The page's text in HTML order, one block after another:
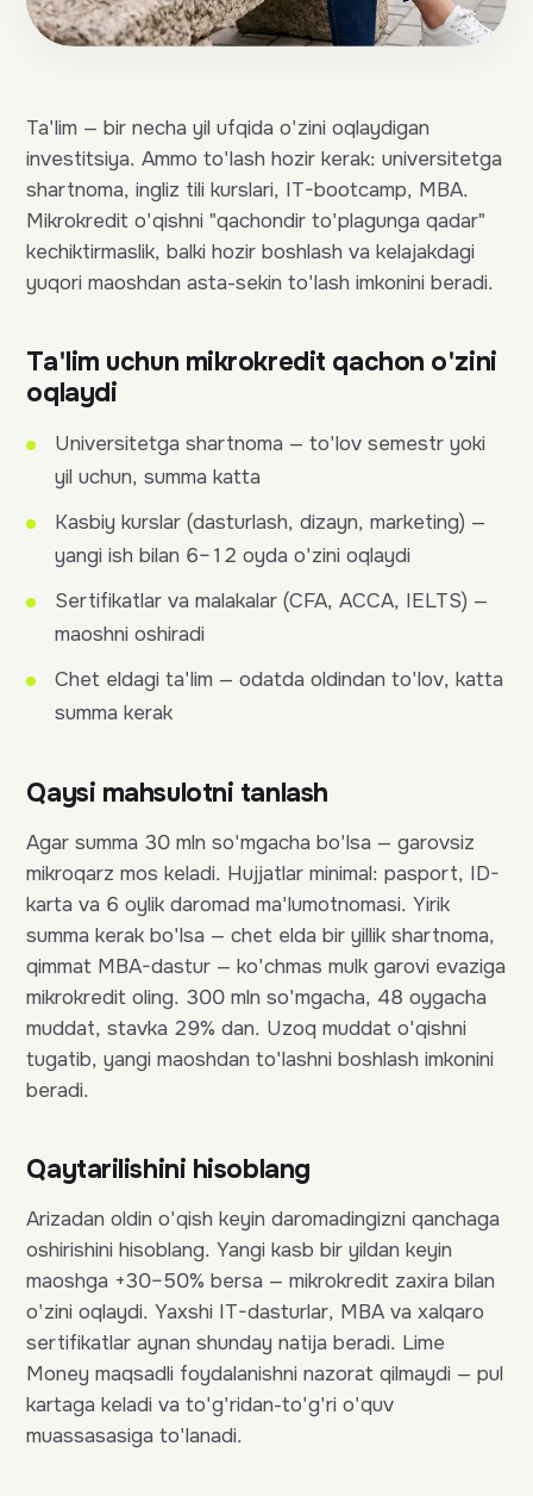
Ta'lim — bir necha yil ufqida o'zini oqlaydigan
investitsiya. Ammo to'lash hozir kerak: universitetga
shartnoma, ingliz tili kurslari, IT-bootcamp, MBA.
Mikrokredit o'qishni "qachondir to'plagunga qadar"
kechiktirmaslik, balki hozir boshlash va kelajakdagi
yuqori maoshdan asta-sekin to'lash imkonini beradi.
Ta'lim uchun mikrokredit qachon o'zini
oqlaydi
Universitetga shartnoma — to'lov semestr yoki
yil uchun, summa katta
Kasbiy kurslar (dasturlash, dizayn, marketing) —
yangi ish bilan 6–12 oyda o'zini oqlaydi
Sertifikatlar va malakalar (CFA, ACCA, IELTS) —
maoshni oshiradi
Chet eldagi ta'lim — odatda oldindan to'lov, katta
summa kerak
Qaysi mahsulotni tanlash
Agar summa 30 mln so'mgacha bo'lsa — garovsiz
mikroqarz mos keladi. Hujjatlar minimal: pasport, ID-
karta va 6 oylik daromad ma'lumotnomasi. Yirik
summa kerak bo'lsa — chet elda bir yillik shartnoma,
qimmat MBA-dastur — ko'chmas mulk garovi evaziga
mikrokredit oling. 300 mln so'mgacha, 48 oygacha
muddat, stavka 29% dan. Uzoq muddat o'qishni
tugatib, yangi maoshdan to'lashni boshlash imkonini
beradi.
Qaytarilishini hisoblang
Arizadan oldin o'qish keyin daromadingizni qanchaga
oshirishini hisoblang. Yangi kasb bir yildan keyin
maoshga +30–50% bersa — mikrokredit zaxira bilan
o'zini oqlaydi. Yaxshi IT-dasturlar, MBA va xalqaro
sertifikatlar aynan shunday natija beradi. Lime
Money maqsadli foydalanishni nazorat qilmaydi — pul
kartaga keladi va to'g'ridan-to'g'ri o'quv
muassasasiga to'lanadi.